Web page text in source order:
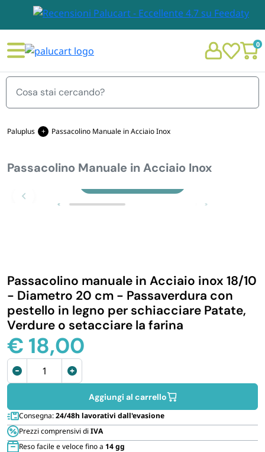
0
Menu
STOVIGLIE E TOVAGLIOLI
IGIENE E PULIZIA
CASA E PERSONA
FERRAMENTA E LINEA AUTO
PERSONA E MEDICALI
AVVOLGENTI E CONTENITORI ALIMENTARI
Paluplus Passacolino Manuale in Acciaio Inox
Passacolino Manuale in Acciaio Inox
Zoom
Passacolino manuale in Acciaio inox 18/10
- Diametro 20 cm - Passaverdura con
pestello in legno per schiacciare Patate,
Verdure o setacciare la farina
€ 18,00
Passacolino
Manuale
Acciaio
Inox
quantità
Aggiungi al carrello
Consegna:24/48h lavorativi dall'evasione
Prezzi comprensivi di IVA
Reso facile e veloce fino a 14 gg